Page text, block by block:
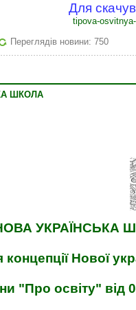
Для
tipova-
Переглядів новини: 750
ШКОЛА
НОВА УКРАЇНСЬКА
концепції Нової
"Про освіту" від